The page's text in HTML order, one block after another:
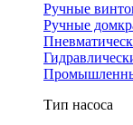
Ручные
Ручные
Тип насоса